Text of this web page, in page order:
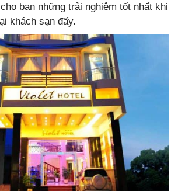
bạn những trải nghiệm tốt nhất khi
khách sạn đấy.